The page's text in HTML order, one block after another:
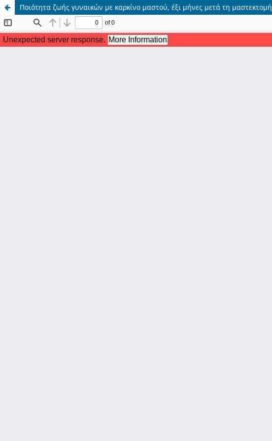
Ποιότητα ζωής γυναικών με καρκίνο μαστού, έξι μήνες μετά τη μαστεκτομή